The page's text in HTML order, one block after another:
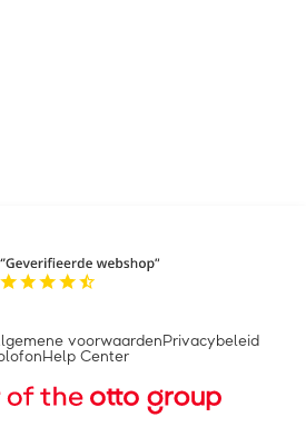
voorwaarden Privacybeleid
Help Center